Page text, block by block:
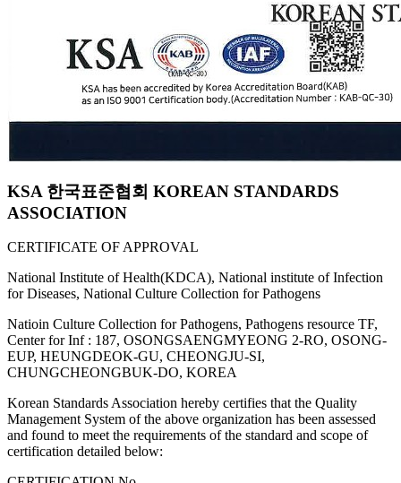
KSA 한국표준협회 KOREAN STANDARDS
ASSOCIATION
CERTIFICATE OF APPROVAL
National Institute of Health(KDCA), National institute of Infection
for Diseases, National Culture Collection for Pathogens
Natioin Culture Collection for Pathogens, Pathogens resource TF,
Center for Inf : 187, OSONGSAENGMYEONG 2-RO, OSONG-
EUP, HEUNGDEOK-GU, CHEONGJU-SI,
CHUNGCHEONGBUK-DO, KOREA
Korean Standards Association hereby certifies that the Quality
Management System of the above organization has been assessed
and found to meet the requirements of the standard and scope of
certification detailed below: